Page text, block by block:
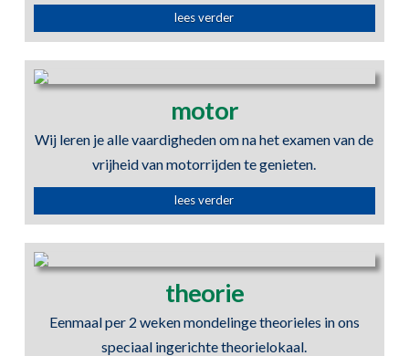
lees verder
motor
Wij leren je alle vaardigheden om na het examen van de
vrijheid van motorrijden te genieten.
lees verder
theorie
Eenmaal per 2 weken mondelinge theorieles in ons
speciaal ingerichte theorielokaal.